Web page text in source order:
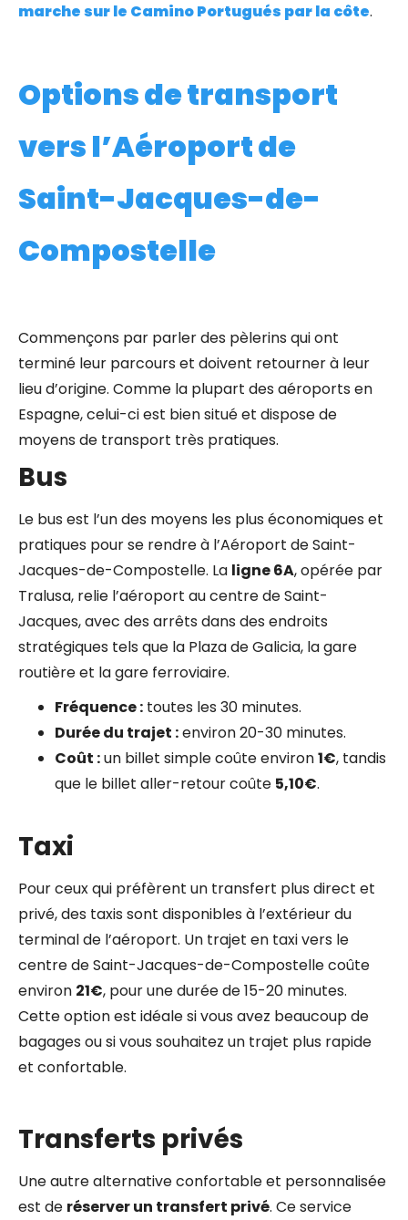
marche sur le Camino Portugués par la côte.
Options de transport
vers l’Aéroport de
Saint-Jacques-de-
Compostelle
Commençons par parler des pèlerins qui ont
terminé leur parcours et doivent retourner à leur
lieu d’origine. Comme la plupart des aéroports en
Espagne, celui-ci est bien situé et dispose de
moyens de transport très pratiques.
Bus
Le bus est l’un des moyens les plus économiques et
pratiques pour se rendre à l’Aéroport de Saint-
Jacques-de-Compostelle. La ligne 6A, opérée par
Tralusa, relie l’aéroport au centre de Saint-
Jacques, avec des arrêts dans des endroits
stratégiques tels que la Plaza de Galicia, la gare
routière et la gare ferroviaire.
Fréquence : toutes les 30 minutes.
Durée du trajet :environ 20-30 minutes.
Coût :un billet simple coûte environ1€, tandis
que le billet aller-retour coûte 5,10€.
Taxi
Pour ceux qui préfèrent un transfert plus direct et
privé, des taxis sont disponibles à l’extérieur du
terminal de l’aéroport. Un trajet en taxi vers le
centre de Saint-Jacques-de-Compostelle coûte
environ 21€, pour une durée de 15-20 minutes.
Cette option est idéale si vous avez beaucoup de
bagages ou si vous souhaitez un trajet plus rapide
et confortable.
Transferts privés
Une autre alternative confortable et personnalisée
est de réserver un transfert privé. Ce service